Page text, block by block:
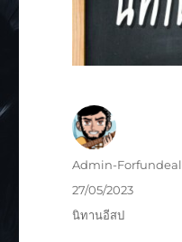
Admin-Forfundeal
27/05/2023
นิทานอีสป